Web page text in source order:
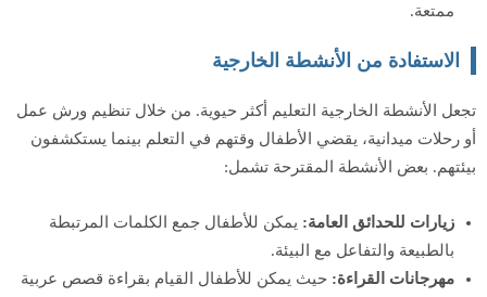
ممتعة.
الاستفادة من الأنشطة الخارجية
تجعل الأنشطة الخارجية التعليم أكثر حيوية. من خلال تنظيم ورش عمل
أو رحلات ميدانية، يقضي الأطفال وقتهم في التعلم بينما يستكشفون
بيئتهم. بعض الأنشطة المقترحة تشمل:
زيارات للحدائق العامة: يمكن للأطفال جمع الكلمات المرتبطة
بالطبيعة والتفاعل مع البيئة.
مهرجانات القراءة: حيث يمكن للأطفال القيام بقراءة قصص عربية